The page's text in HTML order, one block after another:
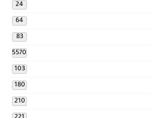
24
64
83
5570
103
180
210